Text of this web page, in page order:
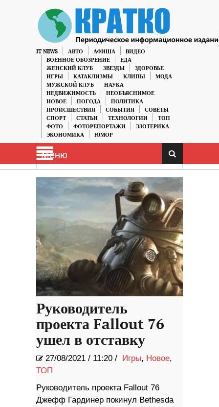
IT NEWS АВТО АФИША
ВИДЕО
ВОЕННОЕ ОБОЗРЕНИЕ
ЕДА
ЖЕНСКИЙ КЛУБ
ЗВЕЗДЫ
ЗДОРОВЬЕ
ИГРЫ
КАТАКЛИЗМЫ КЛИПЫ
МОДА
МУЖСКОЙ КЛУБ
НАУКА
НЕДВИЖИМОСТЬ
НЕОБЪЯСНИМОЕ
НОВОЕ
ПОГОДА
ПОЛИТИКА
ПРОИСШЕСТВИЯ
СОБЫТИЯ
СОВЕТЫ
СПОРТ
СТАТЬИ ТЕХНОЛОГИИ
ТОП
ФОТО
ФОТОРЕПОРТАЖИ
ЭЗОТЕРИКА
ЭКОНОМИКА
ЮМОР
Меню
Руководитель
проекта Fallout 76
ушел в отставку
27/08/2021 / 11:20 / Игры, Новое,
ТОП
Руководитель проекта Fallout 76
Джефф Гардинер покинул Bethesda